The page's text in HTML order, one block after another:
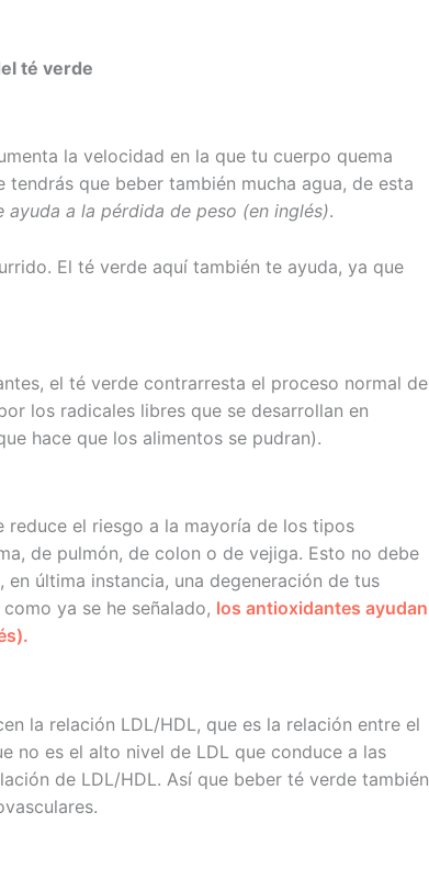
té verde
la velocidad en la que tu cuerpo quema
que beber también mucha agua, de esta
a la pérdida de peso (en inglés).
El té verde aquí también te ayuda, ya que
el té verde contrarresta el proceso normal de
los radicales libres que se desarrollan en
hace que los alimentos se pudran).
reduce el riesgo a la mayoría de los tipos
de pulmón, de colon o de vejiga. Esto no debe
última instancia, una degeneración de tus
ya se he señalado, los antioxidantes ayudan
la relación LDL/HDL, que es la relación entre el
no es el alto nivel de LDL que conduce a las
de LDL/HDL. Así que beber té verde también